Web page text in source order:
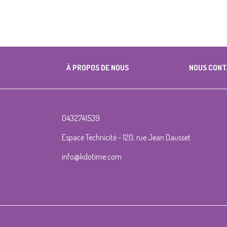
À PROPOS DE NOUS NOUS
0432741539
Espace Technicité - 120, rue Jean Dausset
info@kdotime.com